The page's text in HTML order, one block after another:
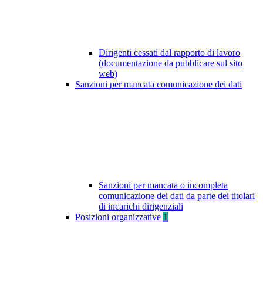
Dirigenti cessati dal rapporto di lavoro
(documentazione da pubblicare sul sito
web)
Sanzioni per mancata comunicazione dei dati
Sanzioni per mancata o incompleta
comunicazione dei dati da parte dei titolari
di incarichi dirigenziali
Posizioni organizzative 1